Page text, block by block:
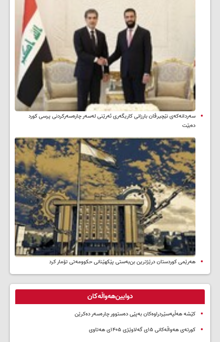
سه‌ردانه‌کەی نێچیرڤان بارزانی كاریگه‌ری ئه‌رێنی له‌سه‌ر چاره‌سه‌ركردنی پرسی كورد
ده‌بێت
هەرێمی کوردستان درێژترین بن‌بەستی پێکهێنانی حکوومەتی تۆمار کرد
دوایین‌هەواڵەکان
کێشە هەڵپەسێردراوەکان بەپێی دەستوور چارەسەر دەکرێن
کورتەی هەواڵەکانی ۱۵ی گەلاوێژی ۱۴۰۵ی هەتاوی